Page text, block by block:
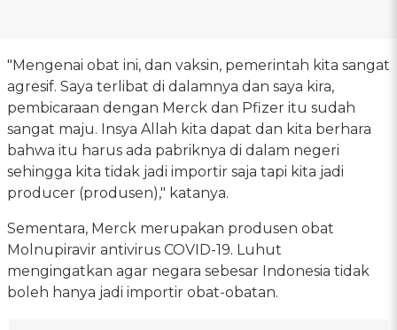
"Mengenai obat ini, dan vaksin, pemerintah kita sangat
agresif. Saya terlibat di dalamnya dan saya kira,
pembicaraan dengan Merck dan Pfizer itu sudah
sangat maju. Insya Allah kita dapat dan kita berhara
bahwa itu harus ada pabriknya di dalam negeri
sehingga kita tidak jadi importir saja tapi kita jadi
producer (produsen)," katanya.
Sementara, Merck merupakan produsen obat
Molnupiravir antivirus COVID-19. Luhut
mengingatkan agar negara sebesar Indonesia tidak
boleh hanya jadi importir obat-obatan.